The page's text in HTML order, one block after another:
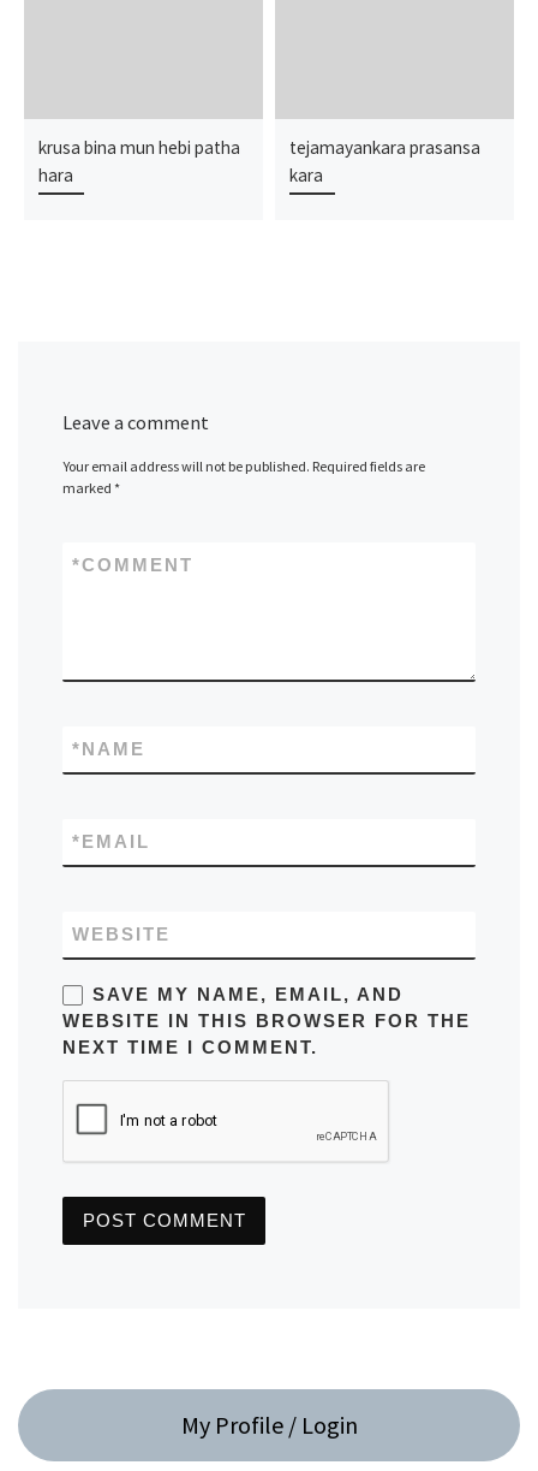
krusa bina mun hebi patha
hara
tejamayankara prasansa
kara
Leave a comment
Your email address will not be published. Required fields are
marked *
COMMENT
*
NAME
*
EMAIL
*
WEBSITE
SAVE MY NAME, EMAIL, AND
WEBSITE IN THIS BROWSER FOR THE
NEXT TIME I COMMENT.
My Profile / Login